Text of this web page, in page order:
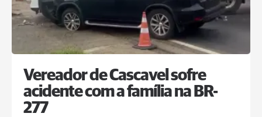
Vereador de Cascavel sofre
acidente com a família na BR-
277